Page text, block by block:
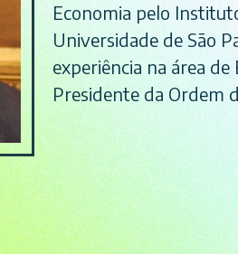
Economia pelo
Universidade de São
experiência na área
Presidente da Ordem